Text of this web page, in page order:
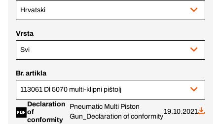
Hrvatski
Vrsta
Svi
Br. artikla
113061 Dl 5070 multi-klipni pištolj
Declaration
of
conformity
Pneumatic Multi Piston
Gun_Declaration of conformity
19.10.2021